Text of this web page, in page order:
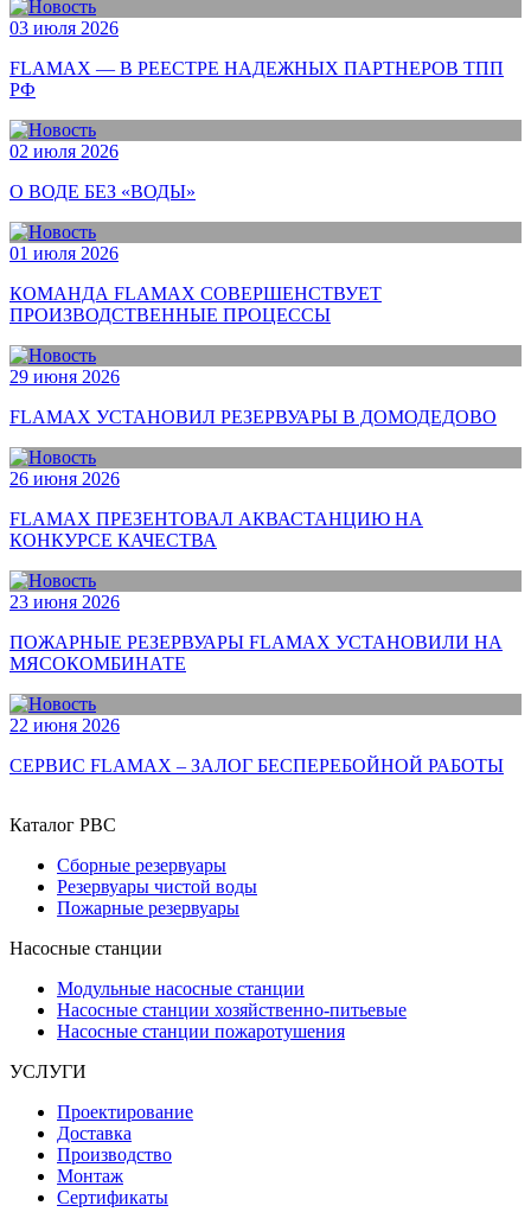
03 июля 2026
FLAMAX — В РЕЕСТРЕ НАДЕЖНЫХ ПАРТНЕРОВ ТПП
РФ
02 июля 2026
О ВОДЕ БЕЗ «ВОДЫ»
01 июля 2026
КОМАНДА FLAMAX СОВЕРШЕНСТВУЕТ
ПРОИЗВОДСТВЕННЫЕ ПРОЦЕССЫ
29 июня 2026
FLAMAX УСТАНОВИЛ РЕЗЕРВУАРЫ В ДОМОДЕДОВО
26 июня 2026
FLAMAX ПРЕЗЕНТОВАЛ АКВАСТАНЦИЮ НА
КОНКУРСЕ КАЧЕСТВА
23 июня 2026
ПОЖАРНЫЕ РЕЗЕРВУАРЫ FLAMAX УСТАНОВИЛИ НА
МЯСОКОМБИНАТЕ
22 июня 2026
СЕРВИС FLAMAX – ЗАЛОГ БЕСПЕРЕБОЙНОЙ РАБОТЫ
Каталог РВС
Сборные резервуары
Резервуары чистой воды
Пожарные резервуары
Насосные станции
Модульные насосные станции
Насосные станции хозяйственно-питьевые
Насосные станции пожаротушения
УСЛУГИ
Проектирование
Доставка
Производство
Монтаж
Сертификаты